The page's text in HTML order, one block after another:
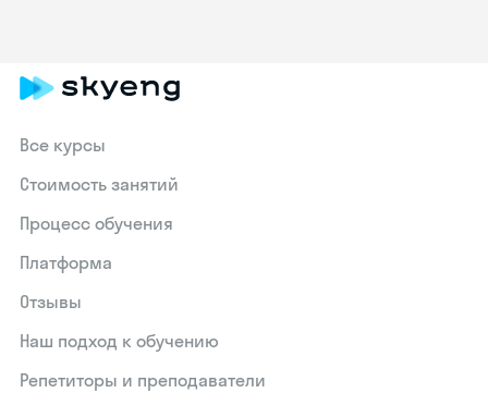
Все курсы
Стоимость занятий
Процесс обучения
Платформа
Отзывы
Наш подход к обучению
Репетиторы и преподаватели